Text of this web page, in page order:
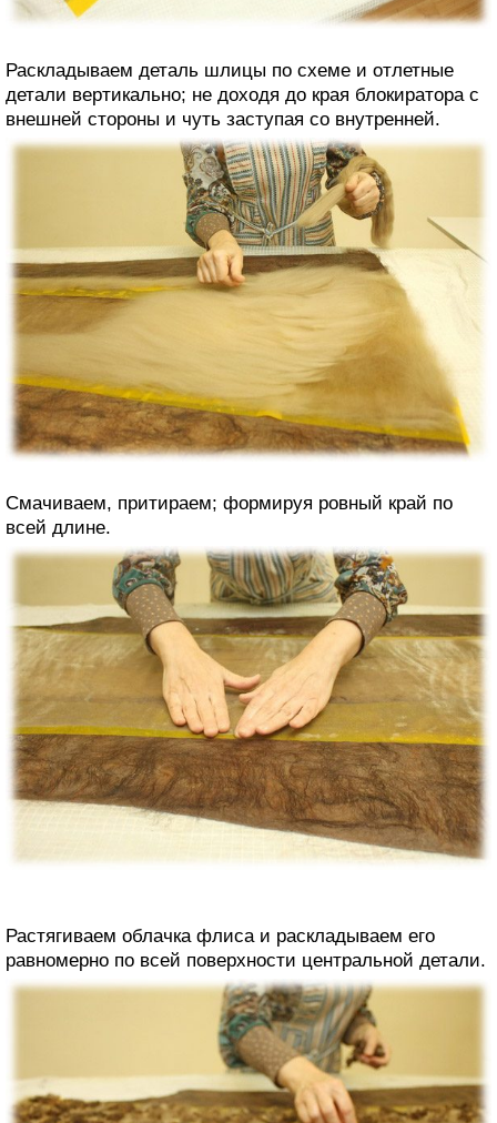
Раскладываем деталь шлицы по схеме и отлетные
детали вертикально; не доходя до края блокиратора с
внешней стороны и чуть заступая со внутренней.
Смачиваем, притираем; формируя ровный край по
всей длине.
Растягиваем облачка флиса и раскладываем его
равномерно по всей поверхности центральной детали.